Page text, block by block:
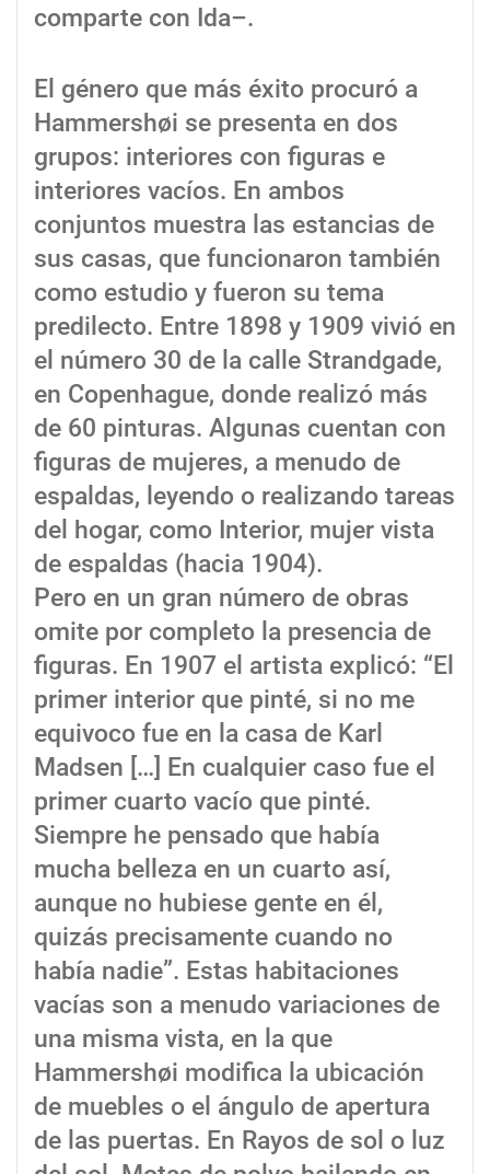
comparte con Ida–.
El género que más éxito procuró a
Hammershøi se presenta en dos
grupos: interiores con figuras e
interiores vacíos. En ambos
conjuntos muestra las estancias de
sus casas, que funcionaron también
como estudio y fueron su tema
predilecto. Entre 1898 y 1909 vivió en
el número 30 de la calle Strandgade,
en Copenhague, donde realizó más
de 60 pinturas. Algunas cuentan con
figuras de mujeres, a menudo de
espaldas, leyendo o realizando tareas
del hogar, como Interior, mujer vista
de espaldas (hacia 1904).
Pero en un gran número de obras
omite por completo la presencia de
figuras. En 1907 el artista explicó: “El
primer interior que pinté, si no me
equivoco fue en la casa de Karl
Madsen […] En cualquier caso fue el
primer cuarto vacío que pinté.
Siempre he pensado que había
mucha belleza en un cuarto así,
aunque no hubiese gente en él,
quizás precisamente cuando no
había nadie”. Estas habitaciones
vacías son a menudo variaciones de
una misma vista, en la que
Hammershøi modifica la ubicación
de muebles o el ángulo de apertura
de las puertas. En Rayos de sol o luz